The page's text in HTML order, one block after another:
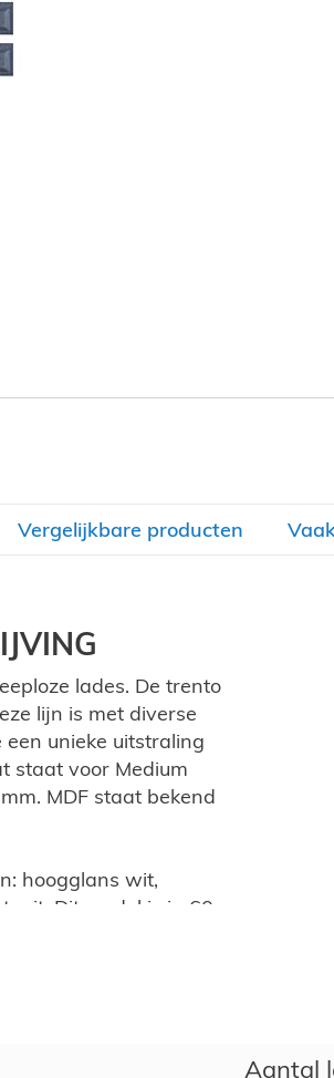
Vergelijkbare producten
lades. De trento
lijn is met diverse
unieke uitstraling
staat voor Medium
MDF staat bekend
hoogglans wit,
wit. Dit model is in 60,
is van topkwaliteit en
Aantal